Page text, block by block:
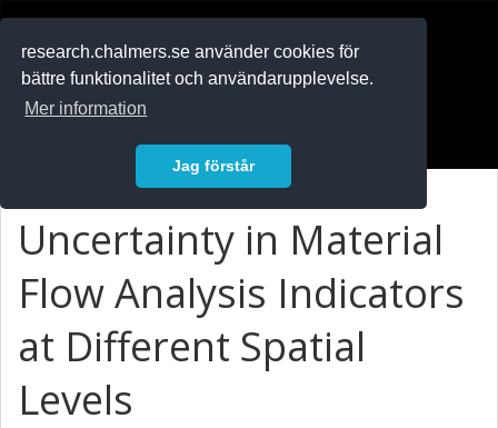
research.chalmers.se använder cookies för
bättre funktionalitet och användarupplevelse.
Mer information
Jag förstår
Uncertainty in Material
Flow Analysis Indicators
at Different Spatial
Levels